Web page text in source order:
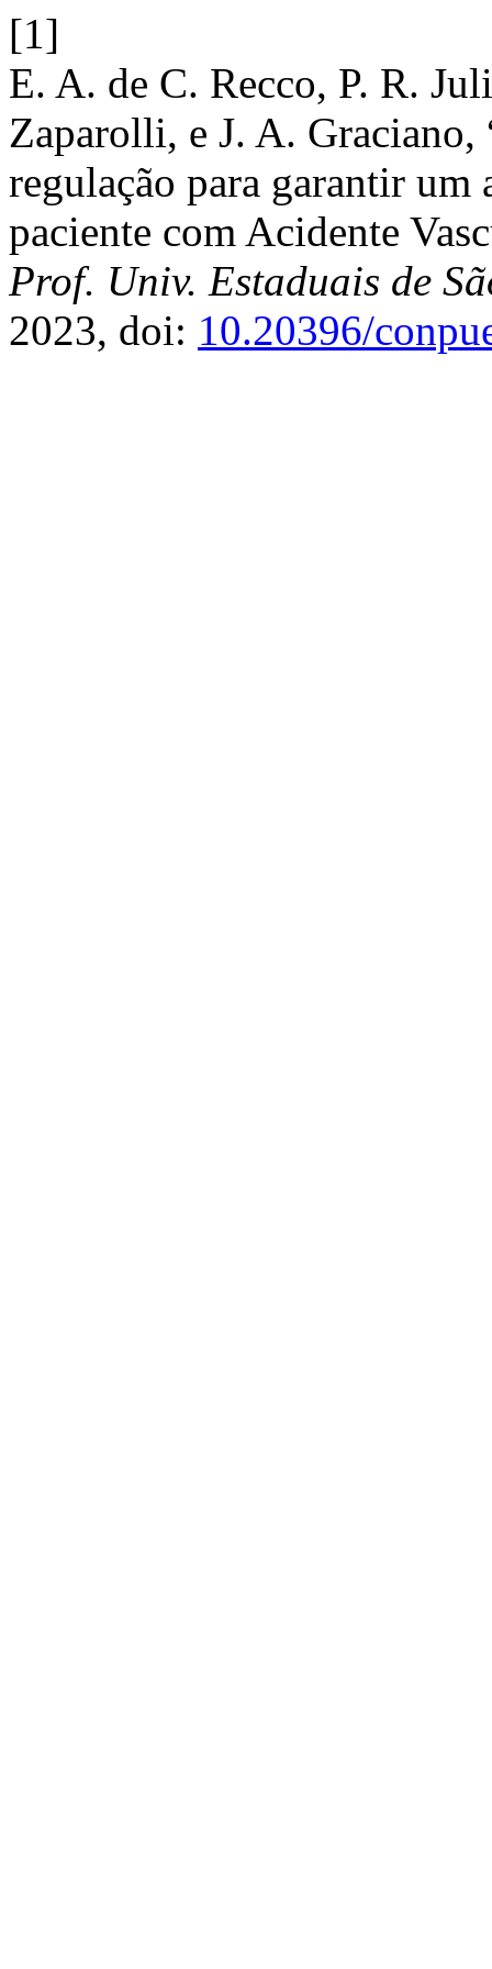
[1]
E. A. de C. Recco, P. R.
Zaparolli, e J. A.
regulação para garantir um
paciente com Acidente
Prof. Univ. Estaduais de
2023, doi: 10.20396/